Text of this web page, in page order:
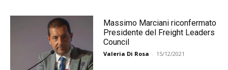
Massimo Marciani riconfermato
Presidente del Freight Leaders
Council
Valeria Di Rosa - 15/12/2021